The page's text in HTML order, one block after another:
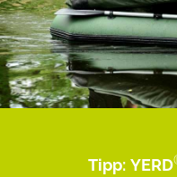
Tipp: YERD